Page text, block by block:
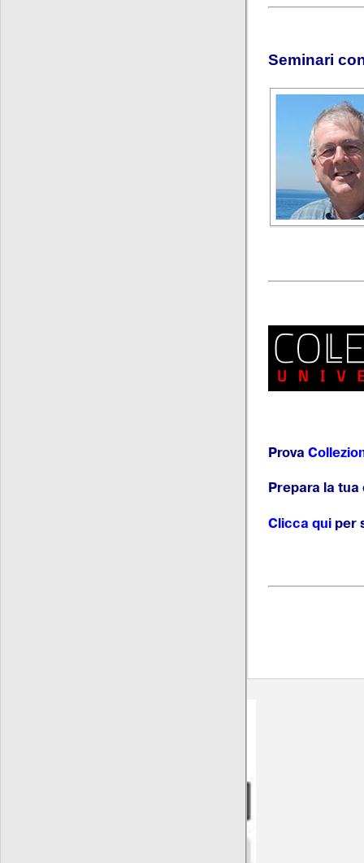
Seminari
Prova
Prepara la
Clicca qui per